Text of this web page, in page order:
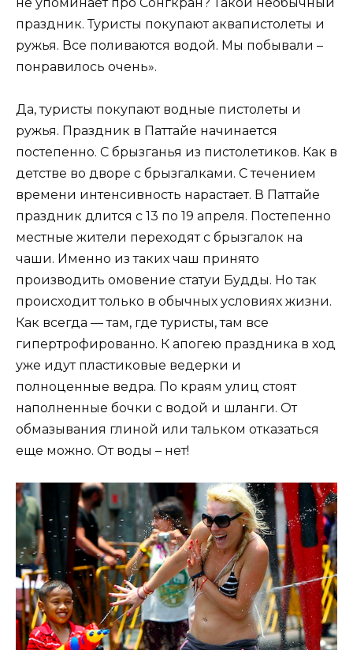
праздник. Туристы покупают аквапистолеты и
ружья. Все поливаются водой. Мы побывали –
понравилось очень».
Да, туристы покупают водные пистолеты и
ружья. Праздник в Паттайе начинается
постепенно. С брызганья из пистолетиков. Как в
детстве во дворе с брызгалками. С течением
времени интенсивность нарастает. В Паттайе
праздник длится с 13 по 19 апреля. Постепенно
местные жители переходят с брызгалок на
чаши. Именно из таких чаш принято
производить омовение статуи Будды. Но так
происходит только в обычных условиях жизни.
Как всегда — там, где туристы, там все
гипертрофированно. К апогею праздника в ход
уже идут пластиковые ведерки и
полноценные ведра. По краям улиц стоят
наполненные бочки с водой и шланги. От
обмазывания глиной или тальком отказаться
еще можно. От воды – нет!